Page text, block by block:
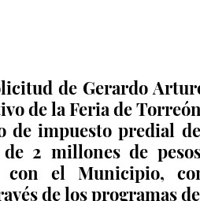
de Gerardo
de la Feria de
de impuesto predial
2 millones de
con el Municipio,
de los programas